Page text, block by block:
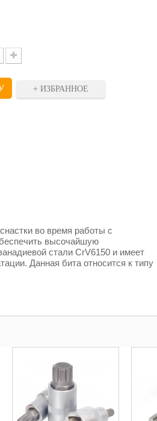
+ ИЗБРАННОЕ
во время работы с
высочайшую
стали CrV6150 и имеет
Данная бита относится к типу